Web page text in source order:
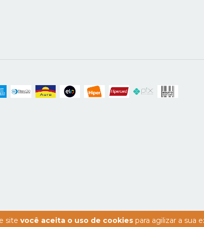
site você aceita o uso de cookies para agilizar a sua